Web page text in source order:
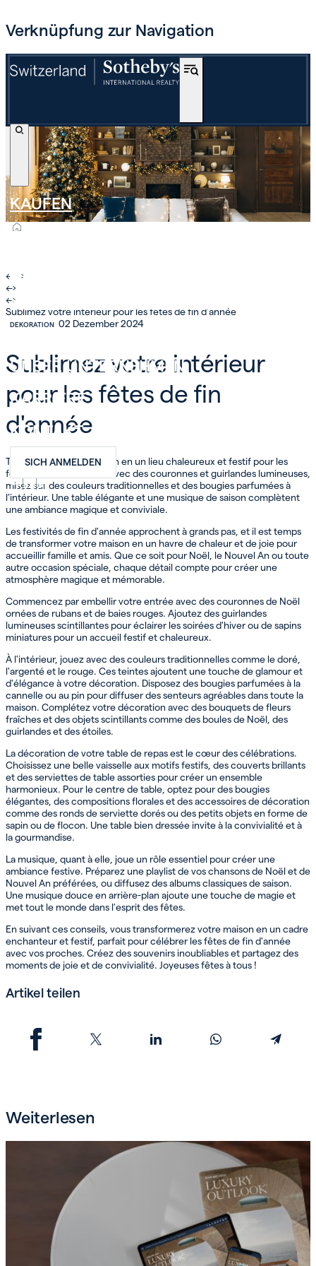
Verknüpfung zur Navigation
KAUFEN
OFF-MARKET
SCHÄTZEN UND VERKAUFEN
INVEST
UNSER UNTERNEHMEN
KARRIERE
KONTAKT
SICH ANMELDEN
FRENDE
←
›
←›
←›
Sublimez votre intérieur pour les fêtes de fin d'année
DEKORATION 02 Dezember 2024
Sublimez votre intérieur
pour les fêtes de fin
d'année
Transformez votre maison en un lieu chaleureux et festif pour les
fêtes : décorez l’entrée avec des couronnes et guirlandes lumineuses,
misez sur des couleurs traditionnelles et des bougies parfumées à
l’intérieur. Une table élégante et une musique de saison complètent
une ambiance magique et conviviale.
Les festivités de fin d'année approchent à grands pas, et il est temps
de transformer votre maison en un havre de chaleur et de joie pour
accueillir famille et amis. Que ce soit pour Noël, le Nouvel An ou toute
autre occasion spéciale, chaque détail compte pour créer une
atmosphère magique et mémorable.
Commencez par embellir votre entrée avec des couronnes de Noël
ornées de rubans et de baies rouges. Ajoutez des guirlandes
lumineuses scintillantes pour éclairer les soirées d'hiver ou de sapins
miniatures pour un accueil festif et chaleureux.
À l'intérieur, jouez avec des couleurs traditionnelles comme le doré,
l'argenté et le rouge. Ces teintes ajoutent une touche de glamour et
d'élégance à votre décoration. Disposez des bougies parfumées à la
cannelle ou au pin pour diffuser des senteurs agréables dans toute la
maison. Complétez votre décoration avec des bouquets de fleurs
fraîches et des objets scintillants comme des boules de Noël, des
guirlandes et des étoiles.
La décoration de votre table de repas est le cœur des célébrations.
Choisissez une belle vaisselle aux motifs festifs, des couverts brillants
et des serviettes de table assorties pour créer un ensemble
harmonieux. Pour le centre de table, optez pour des bougies
élégantes, des compositions florales et des accessoires de décoration
comme des ronds de serviette dorés ou des petits objets en forme de
sapin ou de flocon. Une table bien dressée invite à la convivialité et à
la gourmandise.
La musique, quant à elle, joue un rôle essentiel pour créer une
ambiance festive. Préparez une playlist de vos chansons de Noël et de
Nouvel An préférées, ou diffusez des albums classiques de saison.
Une musique douce en arrière-plan ajoute une touche de magie et
met tout le monde dans l'esprit des fêtes.
En suivant ces conseils, vous transformerez votre maison en un cadre
enchanteur et festif, parfait pour célébrer les fêtes de fin d'année
avec vos proches. Créez des souvenirs inoubliables et partagez des
moments de joie et de convivialité. Joyeuses fêtes à tous !
Artikel teilen
Weiterlesen